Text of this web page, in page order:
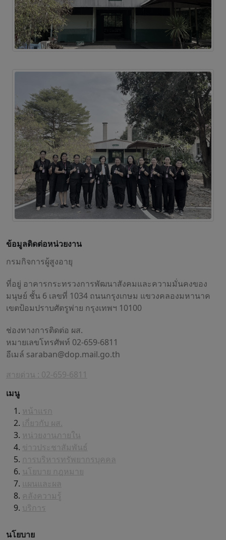
ข้อมูลติดต่อหน่วยงาน
กรมกิจการผู้สูงอายุ
ที่อยู่ อาคารกระทรวงการพัฒนาสังคมและความมั่นคงของ
มนุษย์ ชั้น 6 เลขที่ 1034 ถนนกรุงเกษม แขวงคลองมหานาค
เขตป้อมปราบศัตรูพ่าย กรุงเทพฯ 10100
ช่องทางการติดต่อ ผส.
หมายเลขโทรศัพท์ 02-659-6811
อีเมล์ saraban@dop.mail.go.th
สายด่วน : 02-659-6811
เมนู
หน้าแรก
เกี่ยวกับ ผส.
หน่วยงานภายใน
ข่าวประชาสัมพันธ์
การบริหารทรัพยากรบุคคล
นโยบาย กฎหมาย
แผนและผล
คลังความรู้
บริการ
นโยบาย